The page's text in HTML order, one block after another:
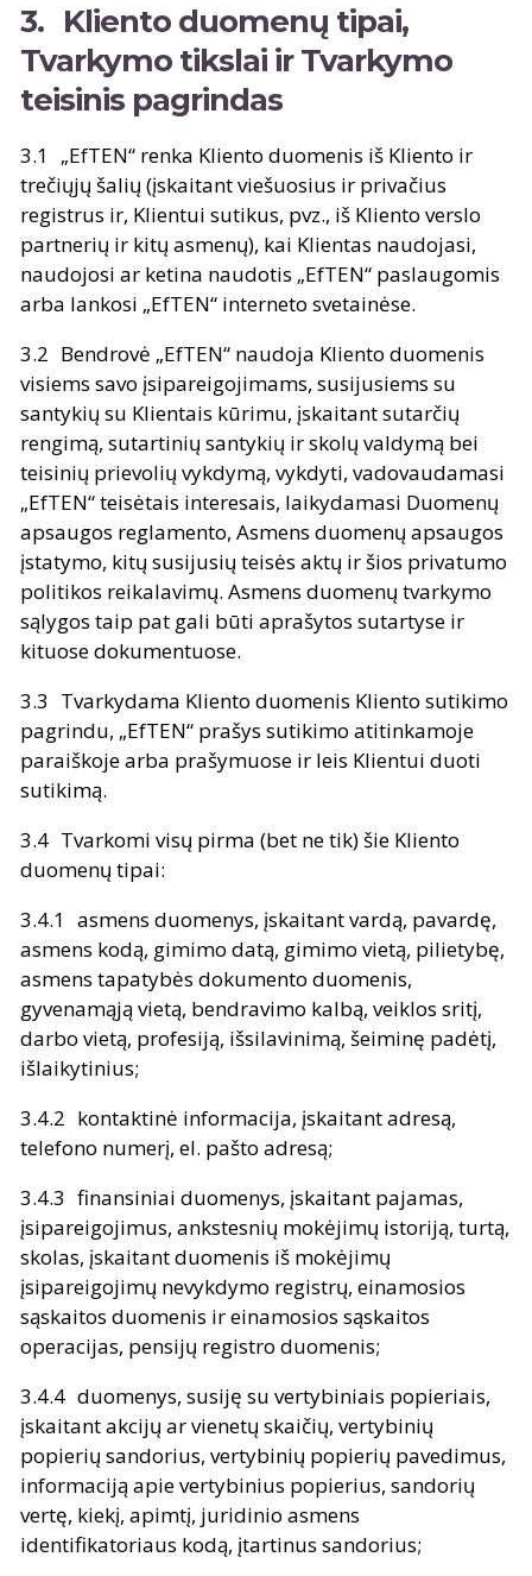
Kliento duomenų tipai,
Tvarkymo tikslai ir Tvarkymo
teisinis pagrindas
„EfTEN“ renka Kliento duomenis iš Kliento ir
trečiųjų šalių (įskaitant viešuosius ir privačius
registrus ir, Klientui sutikus, pvz., iš Kliento verslo
partnerių ir kitų asmenų), kai Klientas naudojasi,
naudojosi ar ketina naudotis „EfTEN“ paslaugomis
arba lankosi „EfTEN“ interneto svetainėse.
Bendrovė „EfTEN“ naudoja Kliento duomenis
visiems savo įsipareigojimams, susijusiems su
santykių su Klientais kūrimu, įskaitant sutarčių
rengimą, sutartinių santykių ir skolų valdymą bei
teisinių prievolių vykdymą, vykdyti, vadovaudamasi
„EfTEN“ teisėtais interesais, laikydamasi Duomenų
apsaugos reglamento, Asmens duomenų apsaugos
įstatymo, kitų susijusių teisės aktų ir šios privatumo
politikos reikalavimų. Asmens duomenų tvarkymo
sąlygos taip pat gali būti aprašytos sutartyse ir
kituose dokumentuose.
Tvarkydama Kliento duomenis Kliento sutikimo
pagrindu, „EfTEN“ prašys sutikimo atitinkamoje
paraiškoje arba prašymuose ir leis Klientui duoti
sutikimą.
Tvarkomi visų pirma (bet ne tik) šie Kliento
duomenų tipai:
asmens duomenys, įskaitant vardą, pavardę,
asmens kodą, gimimo datą, gimimo vietą, pilietybę,
asmens tapatybės dokumento duomenis,
gyvenamąją vietą, bendravimo kalbą, veiklos sritį,
darbo vietą, profesiją, išsilavinimą, šeiminę padėtį,
išlaikytinius;
kontaktinė informacija, įskaitant adresą,
telefono numerį, el. pašto adresą;
finansiniai duomenys, įskaitant pajamas,
įsipareigojimus, ankstesnių mokėjimų istoriją, turtą,
skolas, įskaitant duomenis iš mokėjimų
įsipareigojimų nevykdymo registrų, einamosios
sąskaitos duomenis ir einamosios sąskaitos
operacijas, pensijų registro duomenis;
duomenys, susiję su vertybiniais popieriais,
įskaitant akcijų ar vienetų skaičių, vertybinių
popierių sandorius, vertybinių popierių pavedimus,
informaciją apie vertybinius popierius, sandorių
vertę, kiekį, apimtį, juridinio asmens
identifikatoriaus kodą, įtartinus sandorius;